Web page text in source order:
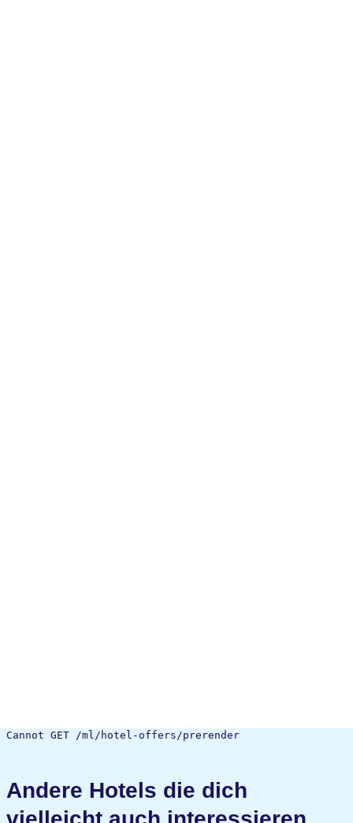
Cannot GET /ml/hotel-offers/prerender
Andere Hotels die dich